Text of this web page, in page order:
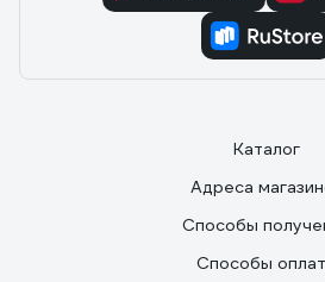
Каталог
Адреса
Способы
Способы